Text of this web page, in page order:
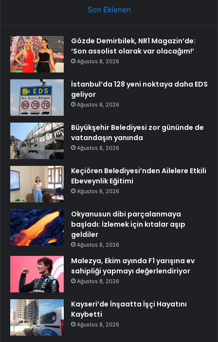
Son Eklenen
Gözde Demirbilek, NR1 Magazin’de:
‘Son assolist olarak var olacağım!’
Ağustos 8, 2026
İstanbul’da 128 yeni noktaya daha EDS
geliyor
Ağustos 8, 2026
Büyükşehir Belediyesi zor gününde de
vatandaşın yanında
Ağustos 8, 2026
Keçiören Belediyesi’nden Ailelere Etkili
Ebeveynlik Eğitimi
Ağustos 8, 2026
Okyanusun dibi parçalanmaya
başladı: İzlemek için kıtalar aşıp
geldiler
Ağustos 8, 2026
Malezya, Ekim ayında F1 yarışına ev
sahipliği yapmayı değerlendiriyor
Ağustos 8, 2026
Kayseri’de İnşaatta İşçi Hayatını
Kaybetti
Ağustos 8, 2026